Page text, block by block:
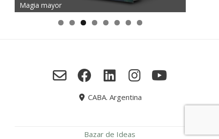
Magia mayor
CABA. Argentina
Bazar de Ideas